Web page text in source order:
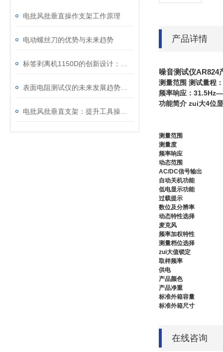
电批风批垂直操作支架工作原理
电动螺丝刀的优势与未来趋势 产品详情
噪音测试仪AR824
测量范围 测试量程
频率响应：
功能简介 zui大4位
测量范围
测量度
频率响应
动态范围
AC/DC信号输出
自动关机功能
低电显示功能
过载提示
数位及分辨率
动态特性选择
麦克风
频率加权特性
测量档位选择
zui大值锁定
取样频率
供电
产品颜色
产品净重
标准外箱容量
标准外箱尺寸
在线咨询